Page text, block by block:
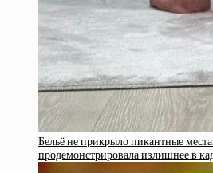
Бельё не прикрыло пикантные
продемонстрировала излишнее в